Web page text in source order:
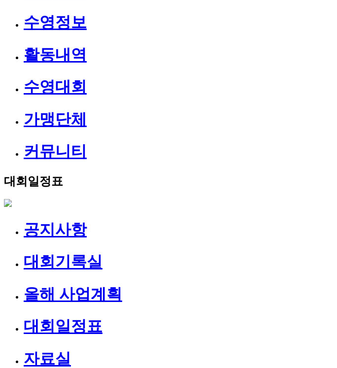
수영정보
활동내역
수영대회
가맹단체
커뮤니티
대회일정표
공지사항
대회기록실
올해 사업계획
대회일정표
자료실